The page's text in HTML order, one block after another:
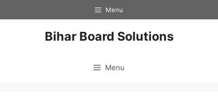
to
Menu
Bihar Board Solutions
Menu